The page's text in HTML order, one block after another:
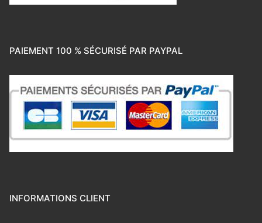
PAIEMENT 100 % SÉCURISÉ PAR PAYPAL
INFORMATIONS CLIENT